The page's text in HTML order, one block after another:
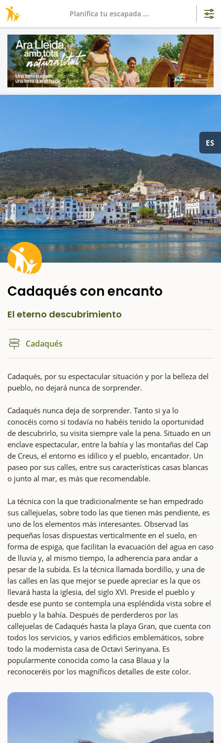
ES
Cadaqués con encanto
El eterno descubrimiento
Cadaqués
Cadaqués, por su espectacular situación y por la belleza del
pueblo, no dejará nunca de sorprender.
Cadaqués nunca deja de sorprender. Tanto si ya lo
conocéis como si todavía no habéis tenido la oportunidad
de descubrirlo, su visita siempre vale la pena. Situado en un
enclave espectacular, entre la bahía y las montañas del Cap
de Creus, el entorno es idílico y el pueblo, encantador. Un
paseo por sus calles, entre sus características casas blancas
o junto al mar, es más que recomendable.
La técnica con la que tradicionalmente se han empedrado
sus callejuelas, sobre todo las que tienen más pendiente, es
uno de los elementos más interesantes. Observad las
pequeñas losas dispuestas verticalmente en el suelo, en
forma de espiga, que facilitan la evacuación del agua en caso
de lluvia y, al mismo tiempo, la adherencia para andar a
pesar de la subida. Es la técnica llamada bordillo, y una de
las calles en las que mejor se puede apreciar es la que os
llevará hasta la iglesia, del siglo XVI. Preside el pueblo y
desde ese punto se contempla una espléndida vista sobre el
pueblo y la bahía. Después de perderderos por las
callejuelas de Cadaqués hasta la playa Gran, que cuenta con
todos los servicios, y varios edificios emblemáticos, sobre
todo la modernista casa de Octavi Serinyana. Es
popularmente conocida como la casa Blaua y la
reconoceréis por los magníficos detalles de este color.
Planifica tu escapada ...